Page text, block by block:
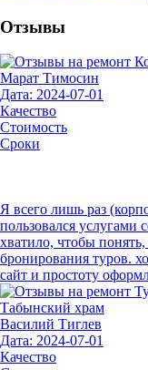
Отзывы
Марат Тимосин
Дата: 2024-07-01
Качество
Стоимость
Сроки
Я всего лишь раз
пользовался услугами
хватило, чтобы
бронирования туров.
сайт и простоту
Василий Тиглев
Дата: 2024-07-01
Качество